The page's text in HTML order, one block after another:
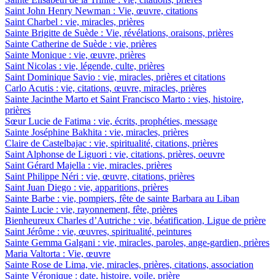
Saint John Henry Newman : Vie, œuvre, citations
Saint Charbel : vie, miracles, prières
Sainte Brigitte de Suède : Vie, révélations, oraisons, prières
Sainte Catherine de Suède : vie, prières
Sainte Monique : vie, œuvre, prières
Saint Nicolas : vie, légende, culte, prières
Saint Dominique Savio : vie, miracles, prières et citations
Carlo Acutis : vie, citations, œuvre, miracles, prières
Sainte Jacinthe Marto et Saint Francisco Marto : vies, histoire,
prières
Sœur Lucie de Fatima : vie, écrits, prophéties, message
Sainte Joséphine Bakhita : vie, miracles, prières
Claire de Castelbajac : vie, spiritualité, citations, prières
Saint Alphonse de Liguori : vie, citations, prières, oeuvre
Saint Gérard Majella : vie, miracles, prières
Saint Philippe Néri : vie, œuvre, citations, prières
Saint Juan Diego : vie, apparitions, prières
Sainte Barbe : vie, pompiers, fête de sainte Barbara au Liban
Sainte Lucie : vie, rayonnement, fête, prières
Bienheureux Charles d’Autriche : vie, béatification, Ligue de prière
Saint Jérôme : vie, œuvres, spiritualité, peintures
Sainte Gemma Galgani : vie, miracles, paroles, ange-gardien, prières
Maria Valtorta : Vie, œuvre
Sainte Rose de Lima, vie, miracles, prières, citations, association
Sainte Véronique : date, histoire, voile, prière